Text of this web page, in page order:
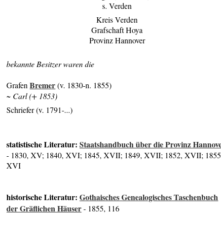
s. Verden
Kreis Verden
Grafschaft Hoya
Provinz Hannover
bekannte Besitzer waren die
GrafenBremer(v. 1830-n. 1855)
~ Carl (+ 1853)
Schriefer (v. 1791-...)
statistische Literatur:Staatshandbuch über die Provinz
- 1830, XV; 1840, XVI; 1845, XVII; 1849, XVII; 1852, XVII;
XVI
historische Literatur:Gothaisches Genealogisches Taschenbuch
der Gräflichen Häuser- 1855, 116